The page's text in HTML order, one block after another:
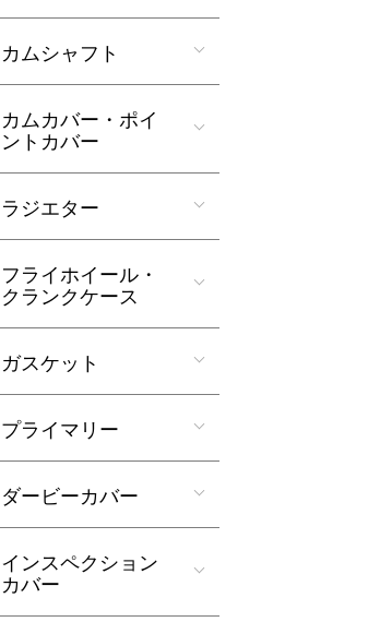
カムシャフト
カムカバー・ポイ
ントカバー
ラジエター
フライホイール・
クランクケース
ガスケット
プライマリー
ダービーカバー
インスペクション
カバー